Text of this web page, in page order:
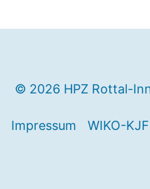
© 2026 HPZ Rottal-
Impressum WIKO-KJF